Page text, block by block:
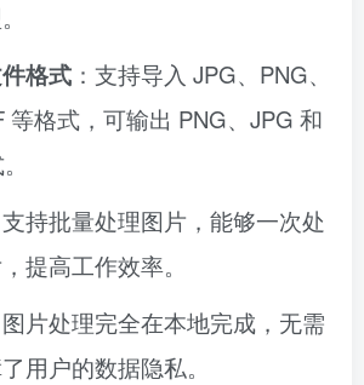
格式 ：支持导入 JPG、PNG、
等格式，可输出 PNG、JPG 和
支持批量处理图片，能够一次处
提高工作效率。
图片处理完全在本地完成，无需
用户的数据隐私。